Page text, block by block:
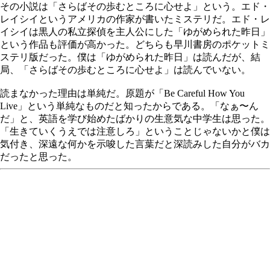
その小説は「さらばその歩むところに心せよ」という。エド・
レイシイというアメリカの作家が書いたミステリだ。エド・レ
イシイは黒人の私立探偵を主人公にした「ゆがめられた昨日」
という作品も評価が高かった。どちらも早川書房のポケットミ
ステリ版だった。僕は「ゆがめられた昨日」は読んだが、結
局、「さらばその歩むところに心せよ」は読んでいない。
読まなかった理由は単純だ。原題が「Be Careful How You
Live」という単純なものだと知ったからである。「なぁ〜ん
だ」と、英語を学び始めたばかりの生意気な中学生は思った。
「生きていくうえでは注意しろ」ということじゃないかと僕は
気付き、深遠な何かを示唆した言葉だと深読みした自分がバカ
だったと思った。